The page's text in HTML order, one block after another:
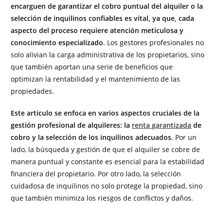
encarguen de garantizar el cobro puntual del alquiler o la
selección de inquilinos confiables es vital, ya que, cada
aspecto del proceso requiere atención meticulosa y
conocimiento especializado. Los gestores profesionales no
solo alivian la carga administrativa de los propietarios, sino
que también aportan una serie de beneficios que
optimizan la rentabilidad y el mantenimiento de las
propiedades.
Este artículo se enfoca en varios aspectos cruciales de la
gestión profesional de alquileres: la renta garantizada de
cobro y la selección de los inquilinos adecuados. Por un
lado, la búsqueda y gestión de que el alquiler se cobre de
manera puntual y constante es esencial para la estabilidad
financiera del propietario. Por otro lado, la selección
cuidadosa de inquilinos no solo protege la propiedad, sino
que también minimiza los riesgos de conflictos y daños.